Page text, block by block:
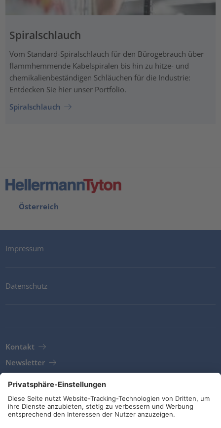
Spiralschlauch
Vom Standard-Spiralschlauch für den Bürogebrauch über
flammhemmende Kabelspiralen bis hin zu hitze- und
chemikalienbeständigen Schläuchen für die Industrie:
Entdecken Sie hier unser Portfolio.
Spiralschlauch
Österreich
Impressum
Datenschutz
Kontakt
Newsletter
AGB
Richtlinien und Bekenntnisse